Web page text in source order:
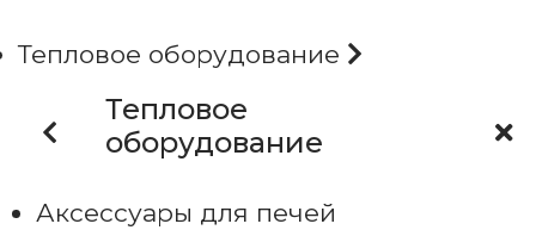
Тепловое оборудование
Тепловое
оборудование
Аксессуары для печей